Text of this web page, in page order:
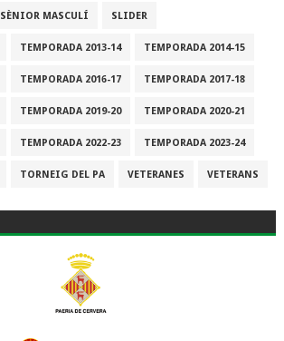
SÈNIOR MASCULÍ SLIDER
TEMPORADA 2013-14 TEMPORADA 2014-15
TEMPORADA 2016-17 TEMPORADA 2017-18
TEMPORADA 2019-20 TEMPORADA 2020-21
TEMPORADA 2022-23 TEMPORADA 2023-24
TORNEIG DEL PA VETERANES VETERANS